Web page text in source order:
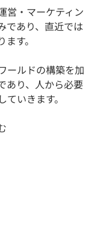
営・マーケティン
であり、直近では
す。
ールドの構築を加
あり、人から必要
いきます。